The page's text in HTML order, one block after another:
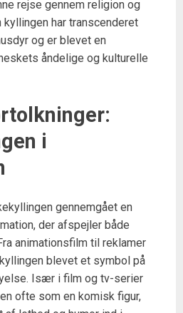
rejse gennem religion og
kyllingen har transcenderet
og er blevet en
åndelige og kulturelle
i
gennemgået en
der afspejler både
animationsfilm til reklamer
blevet et symbol på
Især i film og tv-serier
ofte som en komisk figur,